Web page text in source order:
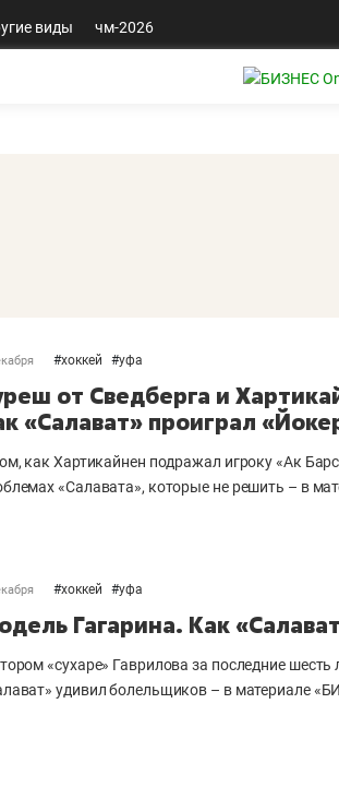
виды чм-2026
#хоккей #уфа
от Сведберга и
«Салават» проиграл
как Хартикайнен подражал игроку «Ак
«Салавата», которые не решить – в
#хоккей #уфа
Гагарина. Как
«сухаре» Гаврилова за последние шесть
удивил болельщиков – в материале